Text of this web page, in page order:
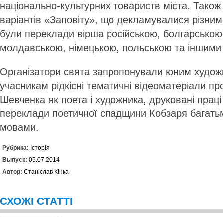
національно-культурних товариств міста.
варіантів «Заповіту», що декламувалися
були переклади вірша російською,
молдавською, німецькою, польською та
Організатори свята запропонували юним
учасникам рідкісні тематичні відеоматеріали
Шевченка як поета і художника, друковані
переклади поетичної спадщини Кобзаря
мовами.
Рубрика: Історія
Выпуск: 05.07.2014
Автор: Станіслав Кінка
СХОЖІ СТАТТІ